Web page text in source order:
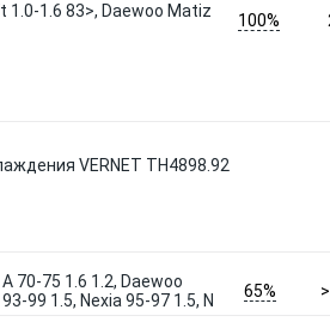
1.6 83>, Daewoo Matiz
100%
VERNET TH4898.92
70-75 1.6 1.2, Daewoo
99 1.5, Nexia 95-97 1.5, N
65%